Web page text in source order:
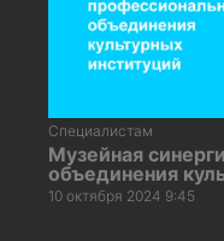
Специалистам
Музейная
объединения
10 октября 2024 9:45